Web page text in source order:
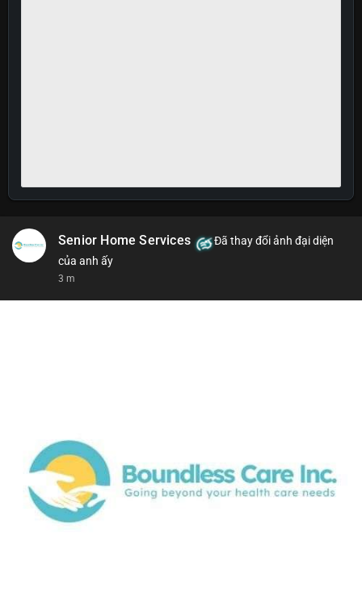
Senior Home Services
Đã thay đổi ảnh đại diện
của anh ấy
3 m